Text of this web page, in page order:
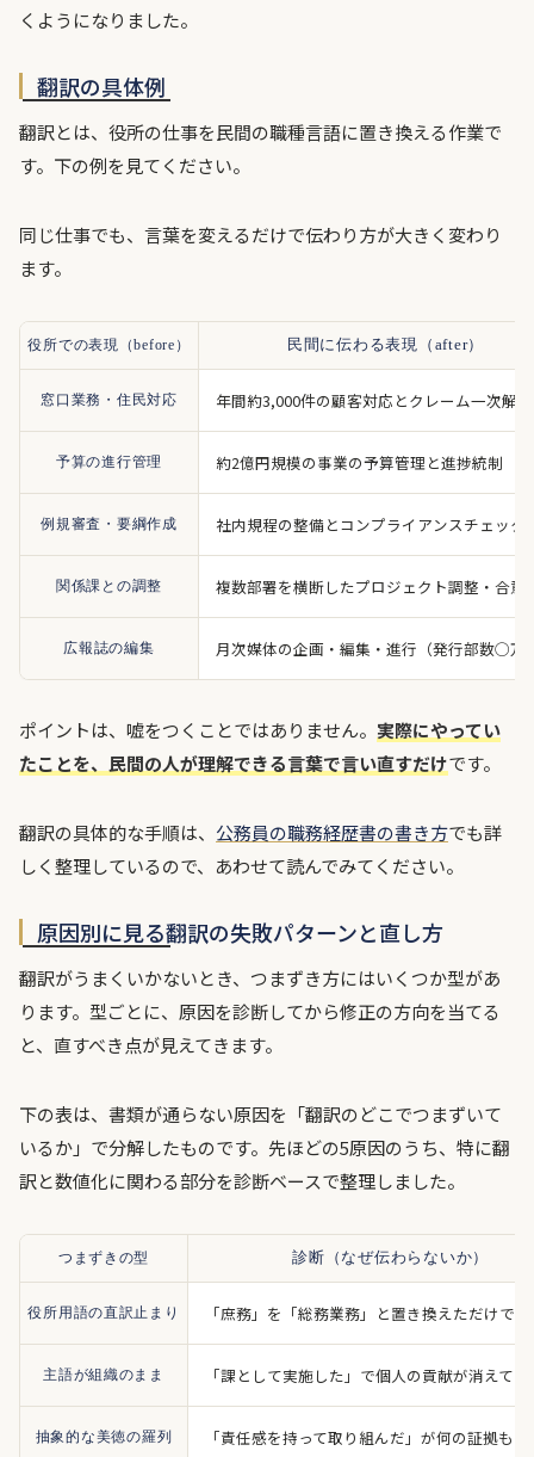
くようになりました。
翻訳の具体例
翻訳とは、役所の仕事を民間の職種言語に置き換える作業で
す。下の例を見てください。
同じ仕事でも、言葉を変えるだけで伝わり方が大きく変わり
ます。
役所での表現（before） 民間に伝わる表現（after）
窓口業務・住民対応 年間約3,000件の顧客対応とクレーム一次解決
予算の進行管理 約2億円規模の事業の予算管理と進捗統制
例規審査・要綱作成 社内規程の整備とコンプライアンスチェック
関係課との調整 複数部署を横断したプロジェクト調整・合意
広報誌の編集 月次媒体の企画・編集・進行（発行部数◯万
ポイントは、嘘をつくことではありません。 実際にやってい
たことを、民間の人が理解できる言葉で言い直すだけです。
翻訳の具体的な手順は、 公務員の職務経歴書の書き方でも詳
しく整理しているので、あわせて読んでみてください。
原因別に見る翻訳の失敗パターンと直し方
翻訳がうまくいかないとき、つまずき方にはいくつか型があ
ります。型ごとに、原因を診断してから修正の方向を当てる
と、直すべき点が見えてきます。
下の表は、書類が通らない原因を「翻訳のどこでつまずいて
いるか」で分解したものです。先ほどの5原因のうち、特に翻
訳と数値化に関わる部分を診断ベースで整理しました。
つまずきの型 診断（なぜ伝わらないか）
役所用語の直訳止まり 「庶務」を「総務業務」と置き換えただけで
主語が組織のまま 「課として実施した」で個人の貢献が消えてい
抽象的な美徳の羅列 「責任感を持って取り組んだ」が何の証拠もな